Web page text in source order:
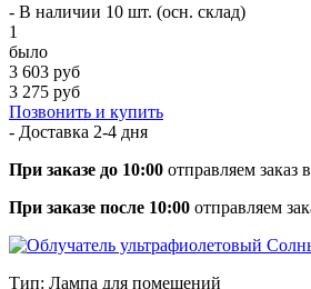
- В наличии 10 шт. (осн. склад)
1
было
3 603 руб
3 275 руб
Позвонить и купить
- Доставка 2-4 дня
При заказе до 10:00 отправляем заказ
При заказе после 10:00 отправляем
Тип: Лампа для помещений